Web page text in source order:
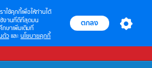
ราใช้คุกกี้เพื่อให้ท่านได้
งานที่ดีที่สุดบน
กษาเพิ่มเติมที่
ตัว และ นโยบายคุกกี้
ตกลง